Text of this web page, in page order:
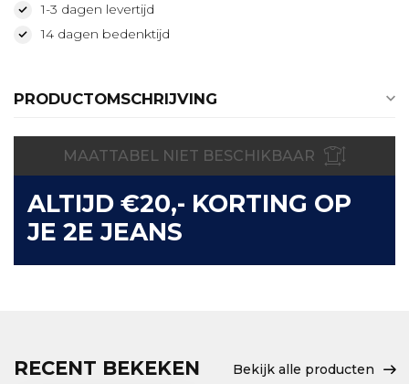
1-3 dagen levertijd
14 dagen bedenktijd
PRODUCTOMSCHRIJVING
MAATTABEL NIET BESCHIKBAAR
ALTIJD €20,- KORTING OP
JE 2E JEANS
RECENT BEKEKEN Bekijk alle producten